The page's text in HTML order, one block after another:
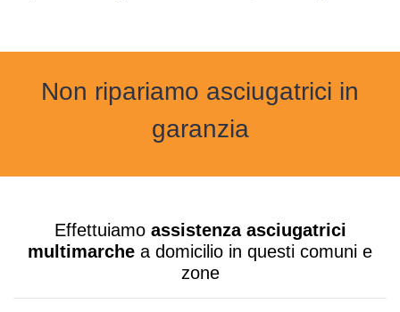
Non ripariamo asciugatrici in
garanzia
Effettuiamo assistenza asciugatrici
multimarche a domicilio in questi comuni e
zone